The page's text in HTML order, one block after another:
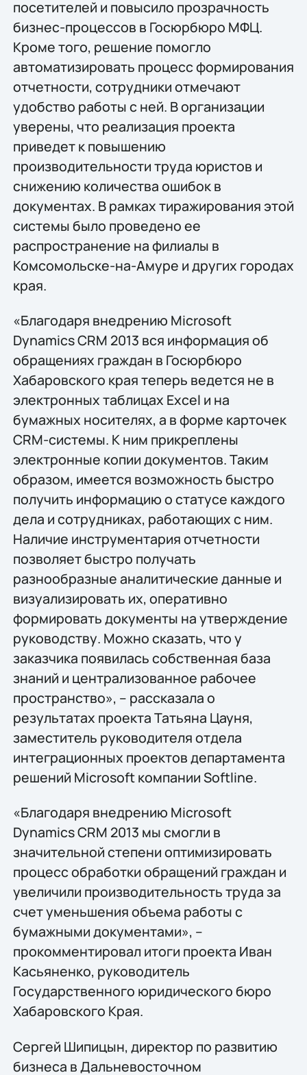
посетителей и повысило прозрачность
бизнес-процессов в Госюрбюро МФЦ.
Кроме того, решение помогло
автоматизировать процесс формирования
отчетности, сотрудники отмечают
удобство работы с ней. В организации
уверены, что реализация проекта
приведет к повышению
производительности труда юристов и
снижению количества ошибок в
документах. В рамках тиражирования этой
системы было проведено ее
распространение на филиалы в
Комсомольске-на-Амуре и других городах
края.
«Благодаря внедрению Microsoft
Dynamics CRM 2013 вся информация об
обращениях граждан в Госюрбюро
Хабаровского края теперь ведется не в
электронных таблицах Excel и на
бумажных носителях, а в форме карточек
CRM-системы. К ним прикреплены
электронные копии документов. Таким
образом, имеется возможность быстро
получить информацию о статусе каждого
дела и сотрудниках, работающих с ним.
Наличие инструментария отчетности
позволяет быстро получать
разнообразные аналитические данные и
визуализировать их, оперативно
формировать документы на утверждение
руководству. Можно сказать, что у
заказчика появилась собственная база
знаний и централизованное рабочее
пространство», – рассказала о
результатах проекта Татьяна Цауня,
заместитель руководителя отдела
интеграционных проектов департамента
решений Microsoft компании Softline.
«Благодаря внедрению Microsoft
Dynamics CRM 2013 мы смогли в
значительной степени оптимизировать
процесс обработки обращений граждан и
увеличили производительность труда за
счет уменьшения объема работы с
бумажными документами», –
прокомментировал итоги проекта Иван
Касьяненко, руководитель
Государственного юридического бюро
Хабаровского Края.
Сергей Шипицын, директор по развитию
бизнеса в Дальневосточном